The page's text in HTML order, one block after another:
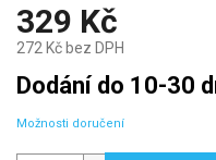
329 Kč
272 Kč bez DPH
Měrná
cena:
Dodání do 10-30
Možnosti doručení